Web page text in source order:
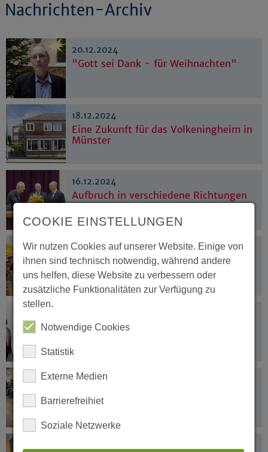
Nachrichten-Archiv
20.12.2024
"Gott sei Dank - für Weihnachten"
18.12.2024
Eine Zukunft für das Volkeningheim in
Münster
16.12.2024
Aufbruch in verschiedene Richtungen
13.12.2024
Soforthilfe für Opfer mehrerer
Tropenstürme
Kirche sein in einer unsicheren
10.12.2024
COOKIE EINSTELLUNGEN
Wir nutzen Cookies auf unserer Website. Einige von
ihnen sind technisch notwendig, während andere
uns helfen, diese Website zu verbessern oder
zusätzliche Funktionalitäten zur Verfügung zu
stellen.
Notwendige Cookies
Statistik
Externe Medien
Barrierefreihiet
Soziale Netzwerke